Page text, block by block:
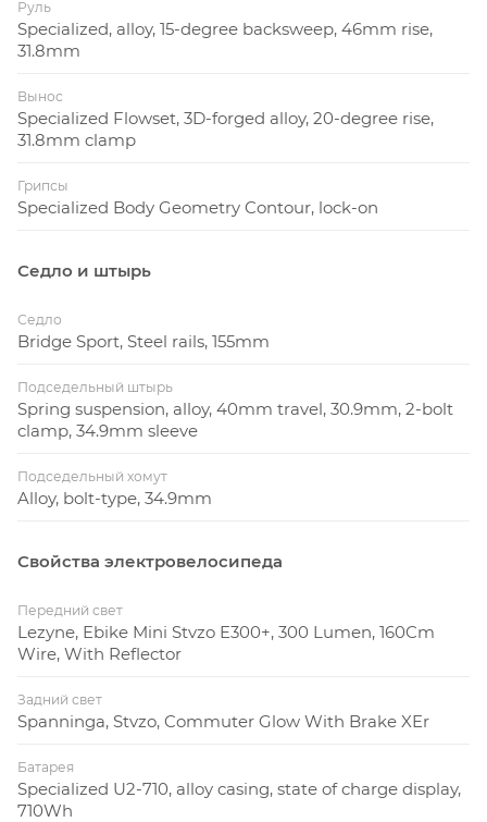
Руль
Specialized, alloy, 15-degree backsweep, 46mm rise,
31.8mm
Вынос
Specialized Flowset, 3D-forged alloy, 20-degree rise,
31.8mm clamp
Грипсы
Specialized Body Geometry Contour, lock-on
Седло и штырь
Седло
Bridge Sport, Steel rails, 155mm
Подседельный штырь
Spring suspension, alloy, 40mm travel, 30.9mm, 2-bolt
clamp, 34.9mm sleeve
Подседельный хомут
Alloy, bolt-type, 34.9mm
Свойства электровелосипеда
Передний свет
Lezyne, Ebike Mini Stvzo E300+, 300 Lumen, 160Cm
Wire, With Reflector
Задний свет
Spanninga, Stvzo, Commuter Glow With Brake XEr
Батарея
Specialized U2-710, alloy casing, state of charge display,
710Wh